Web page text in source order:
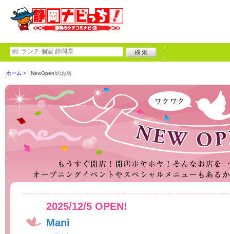
ホーム NewOpen!のお店
2025/12/5 OPEN!
Mani